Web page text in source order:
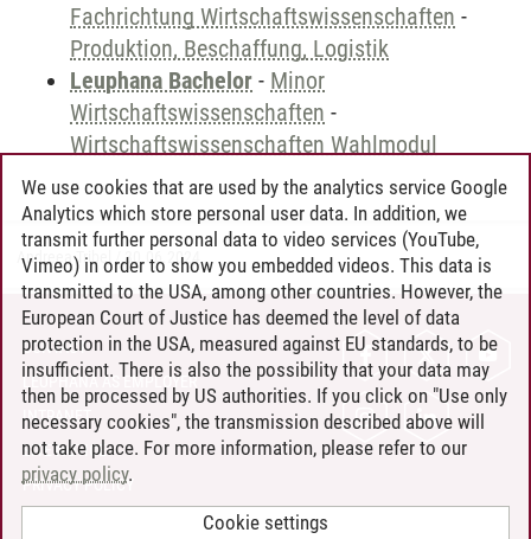
Fachrichtung Wirtschaftswissenschaften -
Produktion, Beschaffung, Logistik
Leuphana Bachelor - Minor
Wirtschaftswissenschaften -
Wirtschaftswissenschaften Wahlmodul
Andreea Tribel 30.06.2024
CONTACT
LEUPHANA AS EMPLOYER
INTRANET
SITE NOTICE
PRIVACY POLICY
We use cookies that are used by the analytics service Google
Analytics which store personal user data. In addition, we
transmit further personal data to video services (YouTube,
Vimeo) in order to show you embedded videos. This data is
transmitted to the USA, among other countries. However, the
European Court of Justice has deemed the level of data
protection in the USA, measured against EU standards, to be
insufficient. There is also the possibility that your data may
then be processed by US authorities. If you click on "Use only
necessary cookies", the transmission described above will
not take place. For more information, please refer to our
privacy policy.
Cookie settings